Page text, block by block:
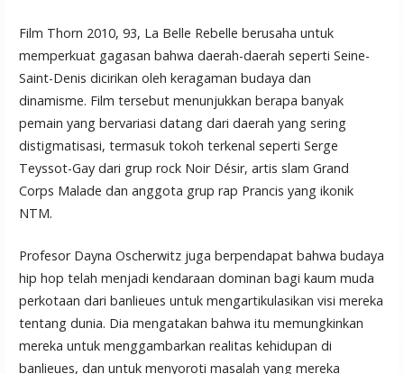
Film Thorn 2010, 93, La Belle Rebelle berusaha untuk
memperkuat gagasan bahwa daerah-daerah seperti Seine-
Saint-Denis dicirikan oleh keragaman budaya dan
dinamisme. Film tersebut menunjukkan berapa banyak
pemain yang bervariasi datang dari daerah yang sering
distigmatisasi, termasuk tokoh terkenal seperti Serge
Teyssot-Gay dari grup rock Noir Désir, artis slam Grand
Corps Malade dan anggota grup rap Prancis yang ikonik
NTM.
Profesor Dayna Oscherwitz juga berpendapat bahwa budaya
hip hop telah menjadi kendaraan dominan bagi kaum muda
perkotaan dari banlieues untuk mengartikulasikan visi mereka
tentang dunia. Dia mengatakan bahwa itu memungkinkan
mereka untuk menggambarkan realitas kehidupan di
banlieues, dan untuk menyoroti masalah yang mereka